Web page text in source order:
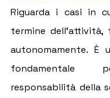
Riguarda i casi in
termine
autonomamente. È
fondamentale
responsabilità della